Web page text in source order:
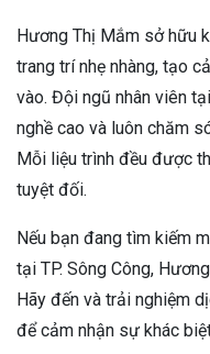
Hương Thị Mắm sở hữu
trang trí nhẹ nhàng, tạo
vào. Đội ngũ nhân viên
nghề cao và luôn chăm
Mỗi liệu trình đều được
tuyệt đối.
Nếu bạn đang tìm kiếm
tại TP. Sông Công,
Hãy đến và trải nghiệm
để cảm nhận sự khác